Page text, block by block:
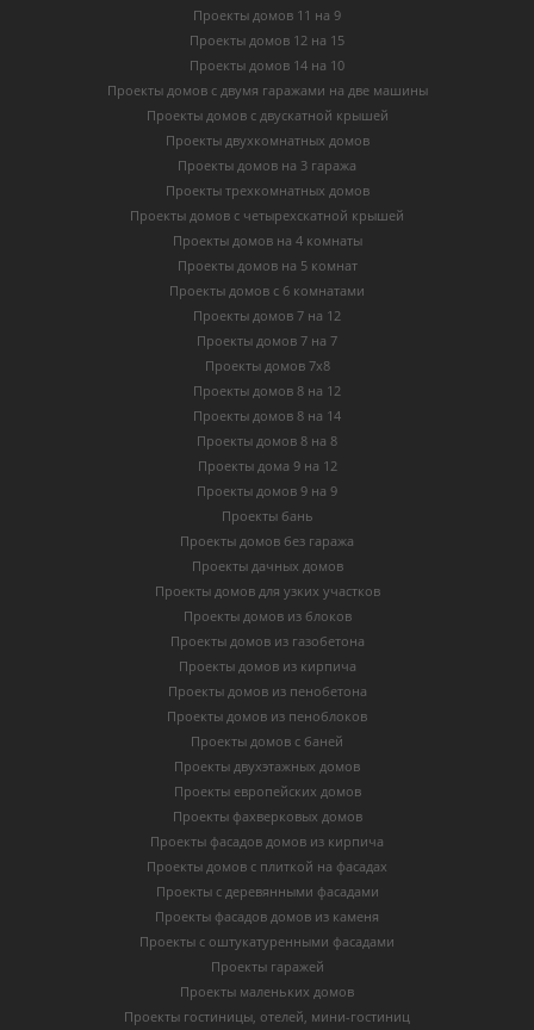
Проекты домов 11 на 9
Проекты домов 12 на 15
Проекты домов 14 на 10
Проекты домов с двумя гаражами на две машины
Проекты домов с двускатной крышей
Проекты двухкомнатных домов
Проекты домов на 3 гаража
Проекты трехкомнатных домов
Проекты домов с четырехскатной крышей
Проекты домов на 4 комнаты
Проекты домов на 5 комнат
Проекты домов с 6 комнатами
Проекты домов 7 на 12
Проекты домов 7 на 7
Проекты домов 7х8
Проекты домов 8 на 12
Проекты домов 8 на 14
Проекты домов 8 на 8
Проекты дома 9 на 12
Проекты домов 9 на 9
Проекты бань
Проекты домов без гаража
Проекты дачных домов
Проекты домов для узких участков
Проекты домов из блоков
Проекты домов из газобетона
Проекты домов из кирпича
Проекты домов из пенобетона
Проекты домов из пеноблоков
Проекты домов с баней
Проекты двухэтажных домов
Проекты европейских домов
Проекты фахверковых домов
Проекты фасадов домов из кирпича
Проекты домов с плиткой на фасадах
Проекты с деревянными фасадами
Проекты фасадов домов из каменя
Проекты с оштукатуренными фасадами
Проекты гаражей
Проекты маленьких домов
Проекты гостиницы, отелей, мини-гостиниц